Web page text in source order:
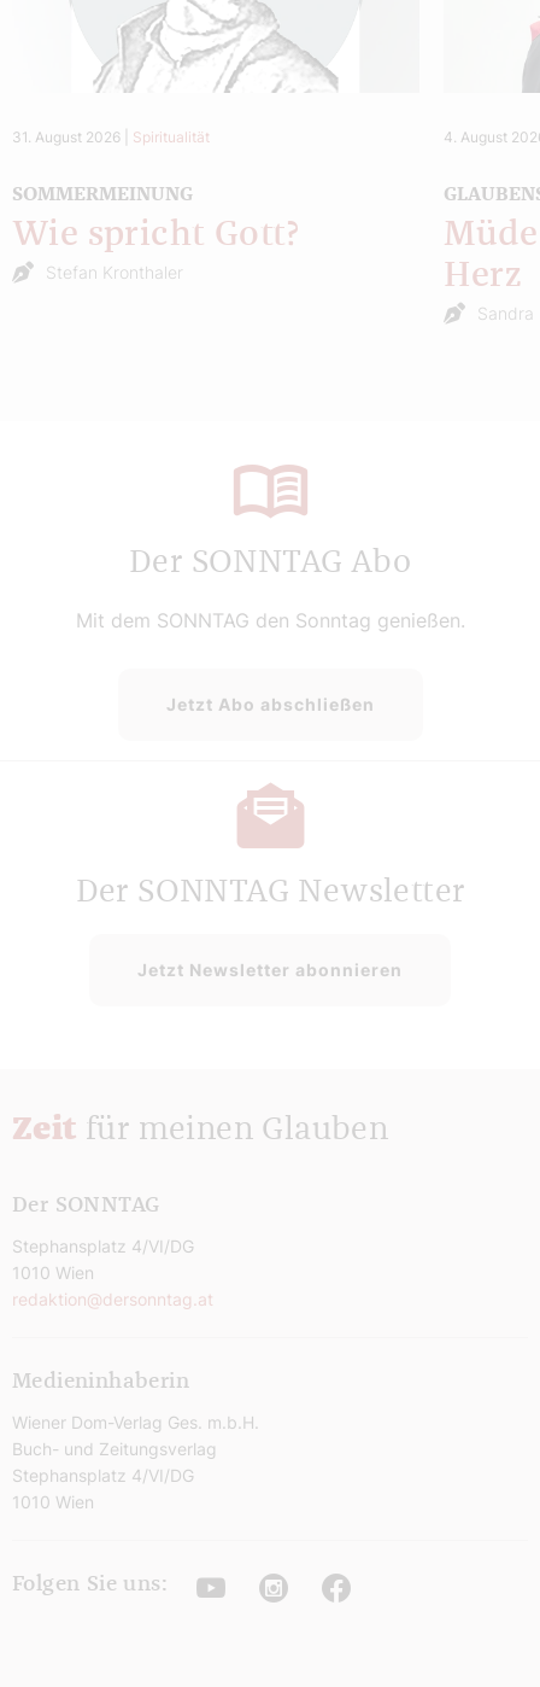
31. August 2026 Spiritualität
SOMMERMEINUNG
Wie spricht Gott?
Stefan Kronthaler
4. August
Herz
Sandra
Der SONNTAG Abo
Mit dem SONNTAG den Sonntag genießen.
Jetzt Abo abschließen
Der SONNTAG Newsletter
Jetzt Newsletter abonnieren
Zeit für meinen Glauben
Der SONNTAG
Stephansplatz 4/VI/DG
1010 Wien
redaktion@dersonntag.at
Medieninhaberin
Wiener Dom-Verlag Ges. m.b.H.
Buch- und Zeitungsverlag
Stephansplatz 4/VI/DG
1010 Wien
Folgen Sie uns: YoutubeInstagramFacebook